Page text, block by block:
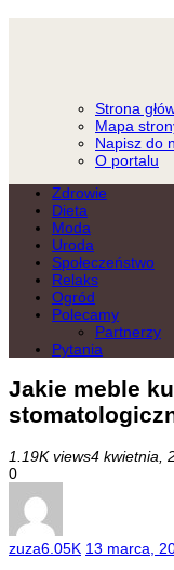
Strona
Mapa
Napisz do
O portalu
Zdrowie
Dieta
Moda
Uroda
Społeczeństwo
Relaks
Ogród
Polecamy
Partnerzy
Pytania
Jakie meble
1.19K views4 kwietnia,
0
zuza6.05K 13 marca,